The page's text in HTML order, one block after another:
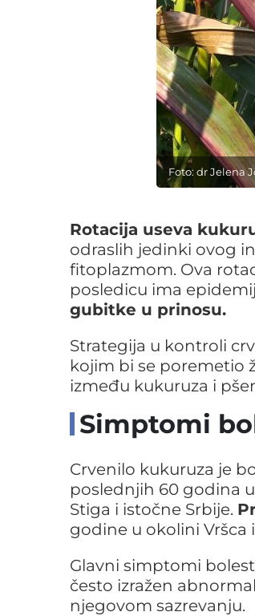
Foto: dr Jelena
Rotacija useva
odraslih jedinki ovog
fitoplazmom. Ova
posledicu ima
gubitke u prinosu.
Strategija u kontroli
kojim bi se poremetio
između kukuruza i
Simptomi
Crvenilo kukuruza je
poslednjih 60 godina
Stiga i istočne Srbije.
godine u okolini Vršca
Glavni simptomi
često izražen
njegovom sazrevanju.